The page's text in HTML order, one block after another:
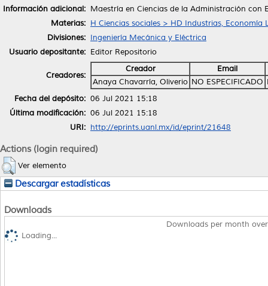
Información adicional: Maestría en Ciencias de la Administración con
Materias: H Ciencias sociales > HD Industrias, Economía
Divisiones: Ingeniería Mecánica y Eléctrica
Usuario depositante: Editor Repositorio
Creadores:
Creador
Email
Anaya Chavarría, Oliverio NO ESPECIFICADO
Fecha del depósito: 06 Jul 2021 15:18
Última modificación: 06 Jul 2021 15:18
URI: http://eprints.uanl.mx/id/eprint/21648
Actions (login required)
Ver elemento
Descargar estadísticas
Downloads
Downloads per month
Loading...